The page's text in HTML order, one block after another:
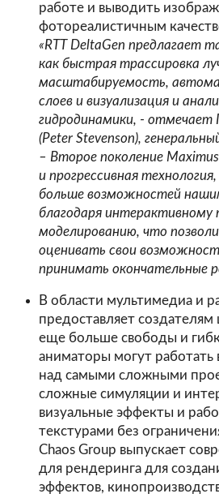
работе и выводить
фотореалистичным
«RTT DeltaGen предлагает
как быстрая трассировка
масштабируемость,
слоев и визуализация и
гидродинамики, - отмечает
(Peter Stevenson),
– Второе поколение
и прогрессивная
больше возможностей
благодаря интерактивному
моделированию, что
оценивать свои
принимать окончательные
В области мультимедиа и
предоставляет
еще больше свободы и
аниматоры могут работать
над самыми сложными
сложные симуляции и
визуальные эффекты и
текстурами без
Chaos Group выпускает
для рендеринга для
эффектов,